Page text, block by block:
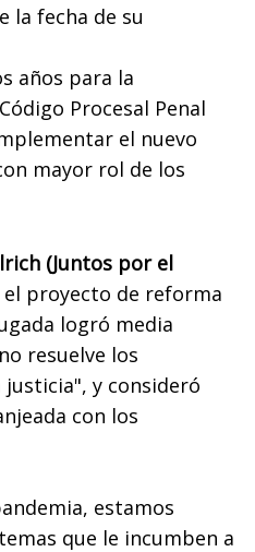
la fecha de su
años para la
Procesal Penal
el nuevo
mayor rol de los
(Juntos por el
proyecto de reforma
logró media
resuelve los
y consideró
con los
estamos
que le incumben a